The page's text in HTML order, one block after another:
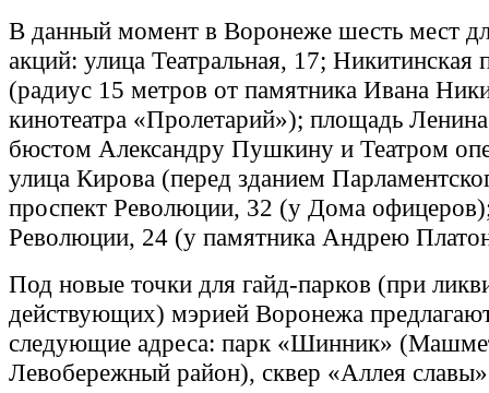
В данный момент в Воронеже шесть мест
акций: улица Театральная, 17; Никитинская
(радиус 15 метров от памятника Ивана
кинотеатра «Пролетарий»); площадь
бюстом Александру Пушкину и Театром
улица Кирова (перед зданием
проспект Революции, 32 (у Дома
Революции, 24 (у памятника Андрею
Под новые точки для гайд-парков (при
действующих) мэрией Воронежа
следующие адреса: парк «Шинник»
Левобережный район), сквер «Аллея